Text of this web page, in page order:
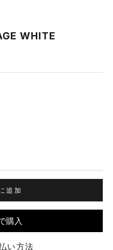
WHITE
追加
い方法